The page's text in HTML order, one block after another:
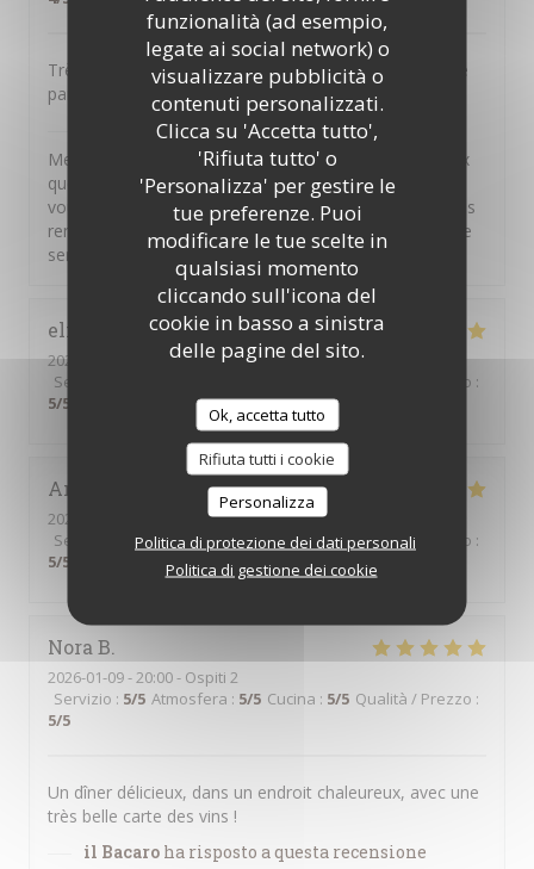
funzionalità (ad esempio,
legate ai social network) o
visualizzare pubblicità o
contenuti personalizzati.
Clicca su 'Accetta tutto',
'Rifiuta tutto' o
'Personalizza' per gestire le
tue preferenze. Puoi
modificare le tue scelte in
qualsiasi momento
cliccando sull'icona del
cookie in basso a sinistra
delle pagine del sito.
Ok, accetta tutto
Rifiuta tutti i cookie
Personalizza
Politica di protezione dei dati personali
Politica di gestione dei cookie
Très bons plats . Accueil très moyen , personnel qui ne
parle pas.
il Bacaroha risposto a questa recensione
Merci pour vos commentaires. Nous sommes heureux
que vous ayez apprécié nos plats. Il n'appartient qu'à
vous de solliciter notre personnel pour faire part de vos
remarques ou de vos questions, nous sommes à votre
service
elisabeth C
2026-03-10
- 19:45 - Ospiti 3
Servizio
Qualità / Prezzo :
5/5
Anna
2026-01-14
- 19:30 - Ospiti 2
Servizio
/5 Atmosfera:5/5 Cucina :5/5 Qualità / Prezzo :
5/5
Nora B
2026-01-09- 20:00 - Ospiti 2
Servizio : 5/5 Atmosfera : 5/5 Cucina : 5/5 Qualità / Prezzo :
5/5
Un dîner délicieux, dans un endroit chaleureux, avec une
très belle carte des vins !
il Bacaro ha risposto a questa recensione